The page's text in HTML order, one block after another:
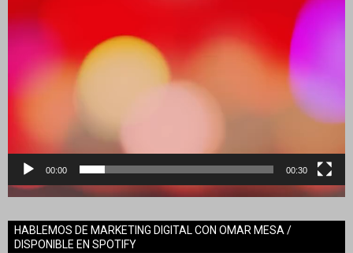
00:00 00:30
HABLEMOS DE MARKETING DIGITAL CON OMAR MESA /
DISPONIBLE EN SPOTIFY